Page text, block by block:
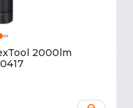
2000lm